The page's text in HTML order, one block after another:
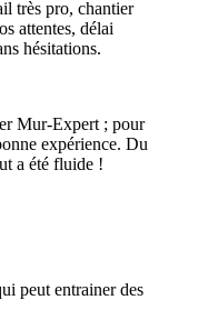
très pro, chantier
attentes, délai
hésitations.
Mur-Expert ; pour
expérience. Du
a été fluide !
peut entrainer des